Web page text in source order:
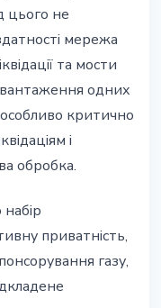
цього не
мережа
та мости
одних
критично
і
обробка.
приватність,
газу,